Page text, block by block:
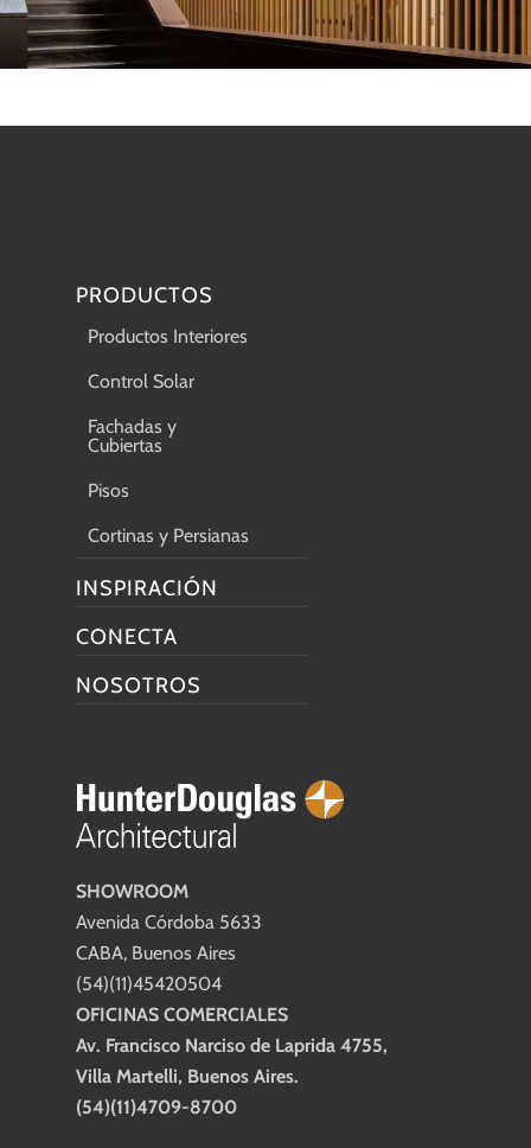
SHOWROOM
Avenida Córdoba 5633
CABA, Buenos Aires
(54)(11)45420504
OFICINAS COMERCIALES
Av. Francisco Narciso de Laprida 4755,
Villa Martelli, Buenos Aires.
(54)(11)4709-8700
PRODUCTOS
Productos Interiores
Control Solar
Fachadas y
Cubiertas
Pisos
Cortinas y Persianas
INSPIRACIÓN
CONECTA
NOSOTROS